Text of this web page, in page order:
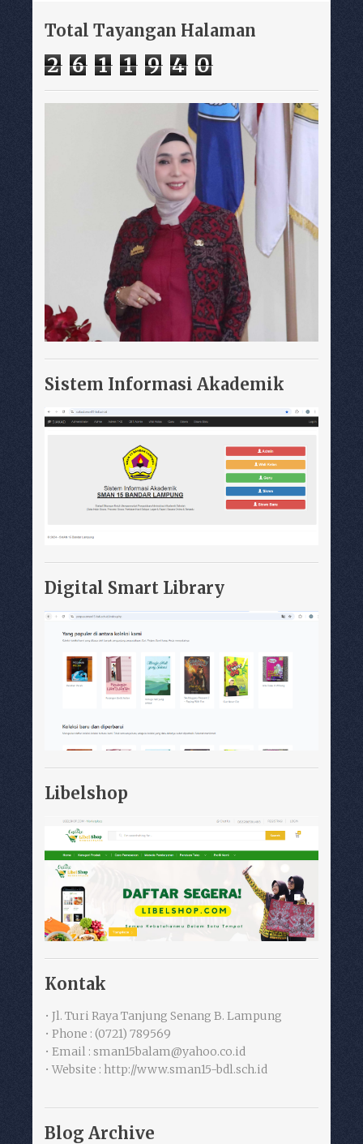
Total Tayangan Halaman
2 6 1 1 9 4 0
Sistem Informasi Akademik
Digital Smart Library
Libelshop
Kontak
• Jl. Turi Raya Tanjung Senang B. Lampung
• Phone : (0721) 789569
• Email : sman15balam@yahoo.co.id
• Website : http://www.sman15-bdl.sch.id
Blog Archive